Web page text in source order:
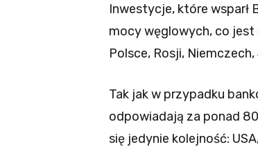
Inwestycje, które wsparł
mocy węglowych, co
Polsce, Rosji,
Tak jak w przypadku
odpowiadają za ponad
się jedynie kolejność: